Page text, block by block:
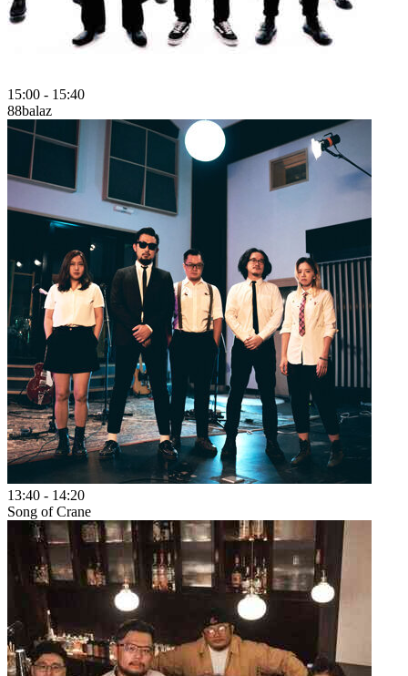
15:00 - 15:40
88balaz
13:40 - 14:20
Song of Crane